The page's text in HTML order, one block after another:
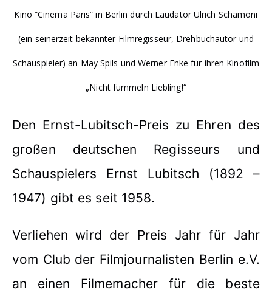
Kino “Cinema Paris” in Berlin durch Laudator Ulrich Schamoni
(ein seinerzeit bekannter Filmregisseur, Drehbuchautor und
Schauspieler) an May Spils und Werner Enke für ihren Kinofilm
„Nicht fummeln Liebling!“
Den Ernst-Lubitsch-Preis zu Ehren des
großen deutschen Regisseurs und
Schauspielers Ernst Lubitsch (1892 –
1947) gibt es seit 1958.
Verliehen wird der Preis Jahr für Jahr
vom Club der Filmjournalisten Berlin e.V.
an einen Filmemacher für die beste